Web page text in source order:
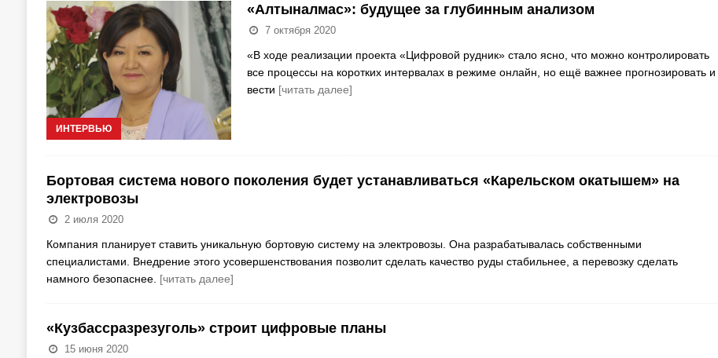
ИНТЕРВЬЮ
«Алтыналмас»: будущее за глубинным анализом
7 октября 2020
«В ходе реализации проекта «Цифровой рудник» стало ясно, что можно контролировать
все процессы на коротких интервалах в режиме онлайн, но ещё важнее прогнозировать и
вести [читать далее]
Бортовая система нового поколения будет устанавливаться «Карельском окатышем» на
электровозы
2 июля 2020
Компания планирует ставить уникальную бортовую систему на электровозы. Она разрабатывалась собственными
специалистами. Внедрение этого усовершенствования позволит сделать качество руды стабильнее, а перевозку сделать
намного безопаснее. [читать далее]
«Кузбассразрезуголь» строит цифровые планы
15 июня 2020